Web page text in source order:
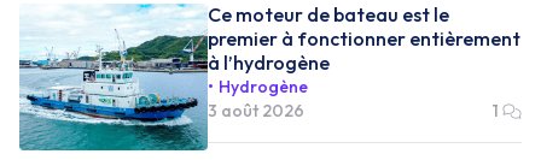
Ce moteur de bateau est le
premier à fonctionner entièrement
à l’hydrogène
Hydrogène
3 août 2026
1